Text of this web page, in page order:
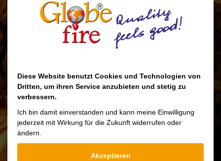
Pour fair la cuisine d’une manière saine et
durable, regardez le téléchargement ci-
Diese Website benutzt Cookies und Technologien von
Dritten, um ihren Service anzubieten und stetig zu
verbessern.
Ich bin damit einverstanden und kann meine Einwilligung
jederzeit mit Wirkung für die Zukunft widerrufen oder
ändern.
Akzeptieren